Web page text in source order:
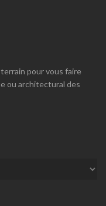
pour vous faire
ou architectural des